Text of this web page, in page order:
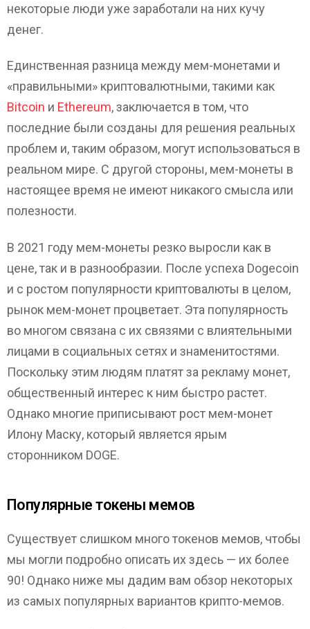
некоторые люди уже заработали на них кучу
денег.
Единственная разница между мем-монетами и
«правильными» криптовалютными, такими как
Bitcoin и Ethereum, заключается в том, что
последние были созданы для решения реальных
проблем и, таким образом, могут использоваться в
реальном мире. С другой стороны, мем-монеты в
настоящее время не имеют никакого смысла или
полезности.
В 2021 году мем-монеты резко выросли как в
цене, так и в разнообразии. После успеха Dogecoin
и с ростом популярности криптовалюты в целом,
рынок мем-монет процветает. Эта популярность
во многом связана с их связями с влиятельными
лицами в социальных сетях и знаменитостями.
Поскольку этим людям платят за рекламу монет,
общественный интерес к ним быстро растет.
Однако многие приписывают рост мем-монет
Илону Маску, который является ярым
сторонником DOGE.
Популярные токены мемов
Существует слишком много токенов мемов, чтобы
мы могли подробно описать их здесь — их более
90! Однако ниже мы дадим вам обзор некоторых
из самых популярных вариантов крипто-мемов.